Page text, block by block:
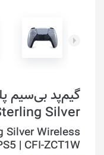
Silver
Silver Wireless
| CFI-ZCT1W